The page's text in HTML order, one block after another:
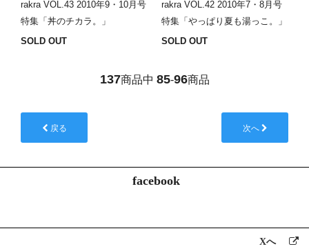
rakra VOL.43 2010年9・10月号
特集「丼のチカラ。」
SOLD OUT
rakra VOL.42 2010年7・8月号
特集「やっぱり夏も湯っこ。」
SOLD OUT
137商品中 85-96商品
戻る 次へ
facebook
Xへ